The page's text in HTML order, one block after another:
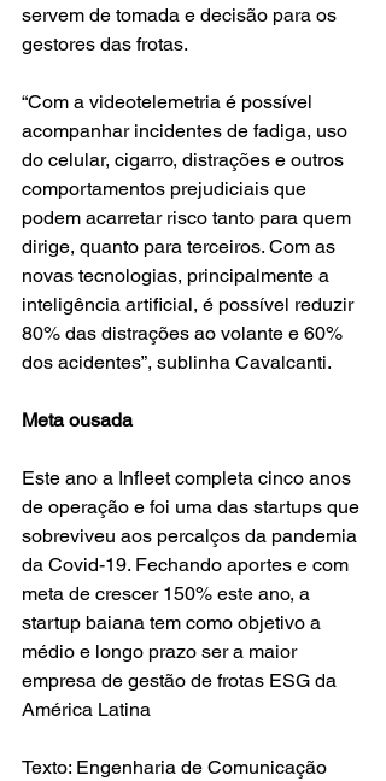
servem de tomada e decisão para os
gestores das frotas.
“Com a videotelemetria é possível
acompanhar incidentes de fadiga, uso
do celular, cigarro, distrações e outros
comportamentos prejudiciais que
podem acarretar risco tanto para quem
dirige, quanto para terceiros. Com as
novas tecnologias, principalmente a
inteligência artificial, é possível reduzir
80% das distrações ao volante e 60%
dos acidentes”, sublinha Cavalcanti.
Meta ousada
Este ano a Infleet completa cinco anos
de operação e foi uma das startups que
sobreviveu aos percalços da pandemia
da Covid-19. Fechando aportes e com
meta de crescer 150% este ano, a
startup baiana tem como objetivo a
médio e longo prazo ser a maior
empresa de gestão de frotas ESG da
América Latina
Texto: Engenharia de Comunicação